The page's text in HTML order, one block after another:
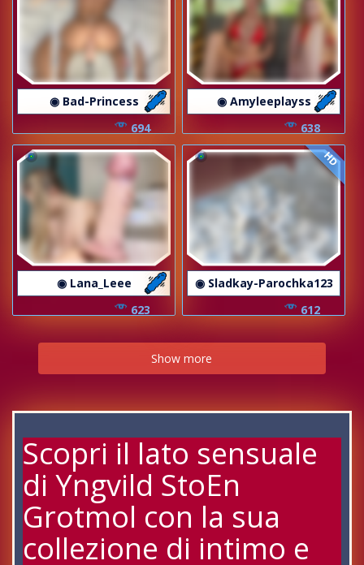
◉ Bad-Princess
694
◉ Amyleeplayss
638
◉ Lana_Leee
623
HD
◉ Sladkay-Parochka123
612
Show more
Scopri il lato sensuale
di Yngvild StoEn
Grotmol con la sua
collezione di intimo e